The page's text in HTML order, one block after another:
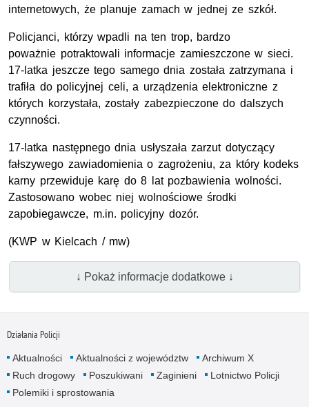
internetowych, że planuje zamach w jednej ze szkół.
Policjanci, którzy wpadli na ten trop, bardzo
poważnie potraktowali informacje zamieszczone w sieci.
17-latka jeszcze tego samego dnia została zatrzymana i
trafiła do policyjnej celi, a urządzenia elektroniczne z
których korzystała, zostały zabezpieczone do dalszych
czynności.
17-latka następnego dnia usłyszała zarzut dotyczący
fałszywego zawiadomienia o zagrożeniu, za który kodeks
karny przewiduje karę do 8 lat pozbawienia wolności.
Zastosowano wobec niej wolnościowe środki
zapobiegawcze, m.in. policyjny dozór.
(KWP w Kielcach / mw)
↓ Pokaż informacje dodatkowe ↓
Działania Policji
Aktualności Aktualności z województw
Archiwum X
Ruch drogowy
Poszukiwani Zaginieni
Lotnictwo Policji
Polemiki i sprostowania